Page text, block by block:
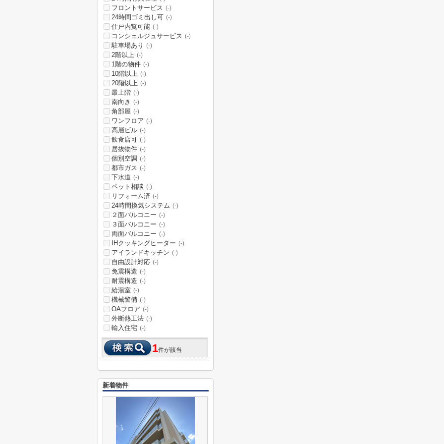
フロントサービス (-)
24時間ゴミ出し可 (-)
住戸内覧可能 (-)
コンシェルジュサービス (-)
駐車場あり (-)
2階以上 (-)
1階の物件 (-)
10階以上 (-)
20階以上 (-)
最上階 (-)
南向き (-)
角部屋 (-)
ワンフロア (-)
高層ビル (-)
飲食店可 (-)
居抜物件 (-)
個別空調 (-)
都市ガス (-)
下水道 (-)
ペット相談 (-)
リフォーム済 (-)
24時間換気システム (-)
２面バルコニー (-)
３面バルコニー (-)
両面バルコニー (-)
IHクッキングヒーター (-)
アイランドキッチン (-)
自由設計対応 (-)
免震構造 (-)
耐震構造 (-)
給湯室 (-)
機械警備 (-)
OAフロア (-)
外断熱工法 (-)
輸入住宅 (-)
1件が該当
新着物件